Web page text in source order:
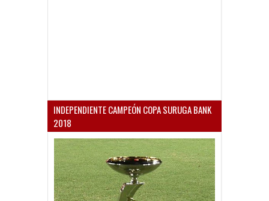
INDEPENDIENTE CAMPEÓN COPA SURUGA BANK
2018